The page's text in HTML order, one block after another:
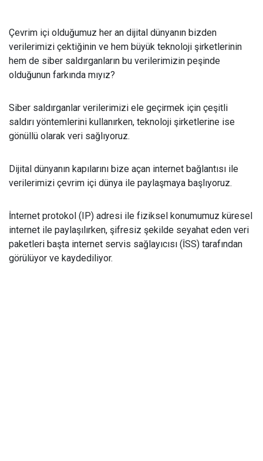
Çevrim içi olduğumuz her an dijital dünyanın bizden
verilerimizi çektiğinin ve hem büyük teknoloji şirketlerinin
hem de siber saldırganların bu verilerimizin peşinde
olduğunun farkında mıyız?
Siber saldırganlar verilerimizi ele geçirmek için çeşitli
saldırı yöntemlerini kullanırken, teknoloji şirketlerine ise
gönüllü olarak veri sağlıyoruz.
Dijital dünyanın kapılarını bize açan internet bağlantısı ile
verilerimizi çevrim içi dünya ile paylaşmaya başlıyoruz.
İnternet protokol (IP) adresi ile fiziksel konumumuz küresel
internet ile paylaşılırken, şifresiz şekilde seyahat eden veri
paketleri başta internet servis sağlayıcısı (İSS) tarafından
görülüyor ve kaydediliyor.